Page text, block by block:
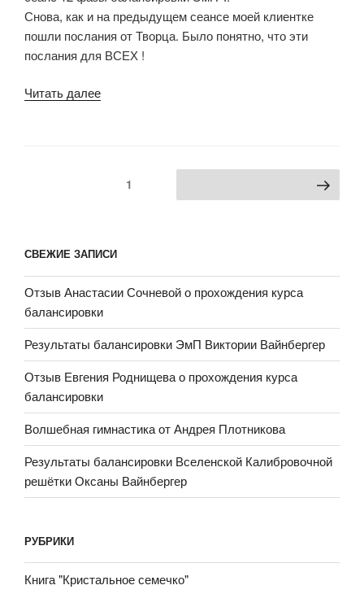
Снова, как и на предыдущем сеансе моей клиентке
пошли послания от Творца. Было понятно, что эти
послания для ВСЕХ !
Читать далее«Во
балансировки
Человека»
1 Следующая страница
СВЕЖИЕ ЗАПИСИ
Отзыв Анастасии Сочневой о прохождения курса
балансировки
Результаты балансировки ЭмП Виктории Вайнбергер
Отзыв Евгения Роднищева о прохождения курса
балансировки
Волшебная гимнастика от Андрея Плотникова
Результаты балансировки Вселенской Калибровочной
решётки Оксаны Вайнбергер
РУБРИКИ
Книга "Кристальное семечко"